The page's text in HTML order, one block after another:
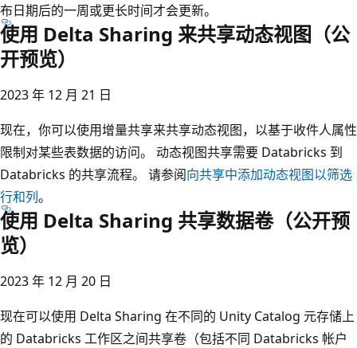
布日期后的一周或更长时间才会更新。
使用 Delta Sharing 来共享动态视图（公
开预览）
2023 年 12 月 21 日
现在，你可以使用增量共享来共享动态视图，以基于收件人属性
限制对某些表数据的访问。 动态视图共享需要 Databricks 到
Databricks 的共享流程。 请参阅向共享中添加动态视图以筛选
行和列。
使用 Delta Sharing 共享数据卷（公开预
览）
2023 年 12 月 20 日
现在可以使用 Delta Sharing 在不同的 Unity Catalog 元存储上
的 Databricks 工作区之间共享卷（包括不同 Databricks 帐户